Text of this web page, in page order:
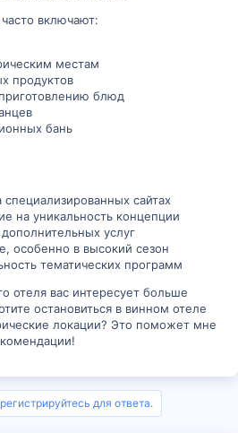
часто включают:
местам
продуктов
блюд
бань
специализированных сайтах
на уникальность концепции
услуг
особенно в высокий сезон
тематических программ
отеля вас интересует больше
остановиться в винном отеле
локации? Это поможет мне
для ответа.